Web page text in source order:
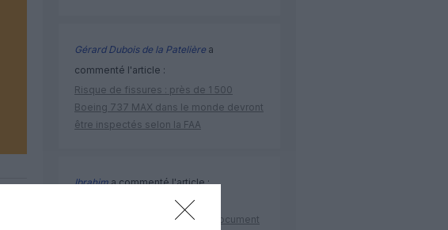
Gérard Dubois de la Patelièrea
commenté l'article :
Risque de fissures : près de 1 500
Boeing 737 MAX dans le monde devront
être inspectés selon la FAA
Ibrahima commenté l'article :
Fiabilité du COMAC C919 : des
anomalies signalées dans un document